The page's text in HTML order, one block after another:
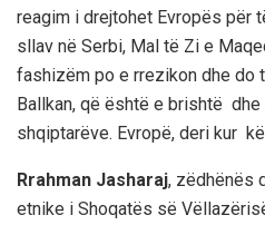
reagim i drejtohet Evropës për
sllav në Serbi, Mal të Zi e
fashizëm po e rrezikon dhe do
Ballkan, që është e brishtë
shqiptarëve. Evropë, deri kur
Rrahman Jasharaj, zëdhënës
etnike i Shoqatës së